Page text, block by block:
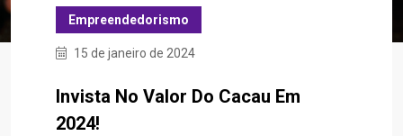
Empreendedorismo
15 de janeiro de 2024
Invista No Valor Do Cacau Em
2024!